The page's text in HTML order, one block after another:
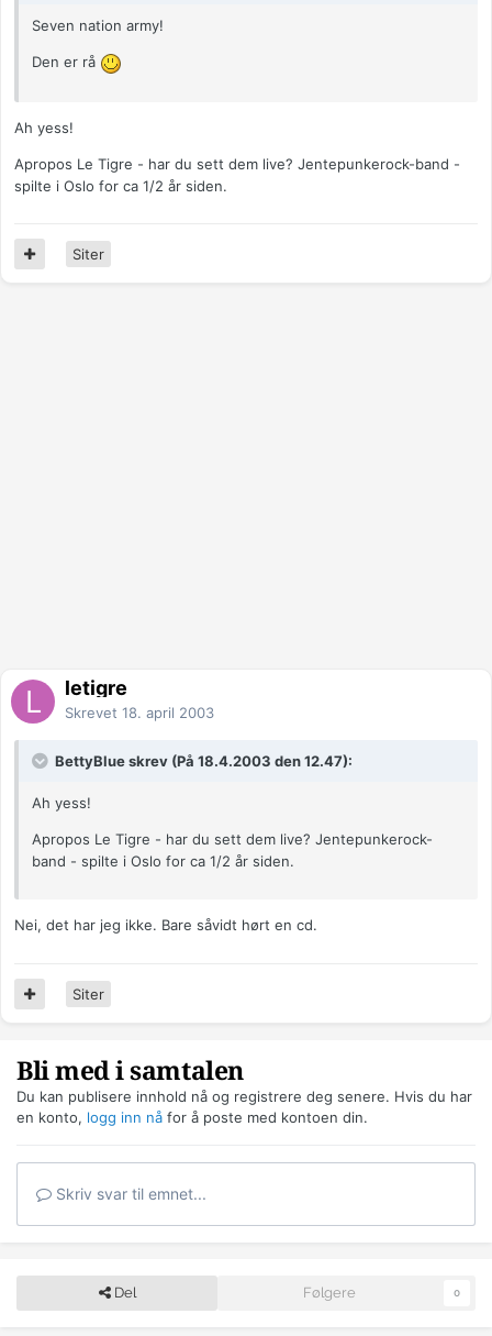
Seven nation army!
Den er rå
Ah yess!
Apropos Le Tigre - har du sett dem live? Jentepunkerock-band -
spilte i Oslo for ca 1/2 år siden.
Siter
letigre
Skrevet 18. april 2003
BettyBlue skrev (På 18.4.2003 den 12.47):
Ah yess!
Apropos Le Tigre - har du sett dem live? Jentepunkerock-
band - spilte i Oslo for ca 1/2 år siden.
Nei, det har jeg ikke. Bare såvidt hørt en cd.
Siter
Bli med i samtalen
Du kan publisere innhold nå og registrere deg senere. Hvis du har
en konto, logg inn nå for å poste med kontoen din.
Skriv svar til emnet...
Del Følgere 0